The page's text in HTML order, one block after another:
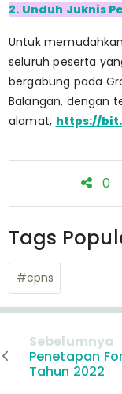
2. Unduh Juknis
Untuk
seluruh peserta
bergabung pada
Balangan, dengan
alamat, https://
0
Tags
#cpns
Sebelumnya
Penetapan
Tahun 2022